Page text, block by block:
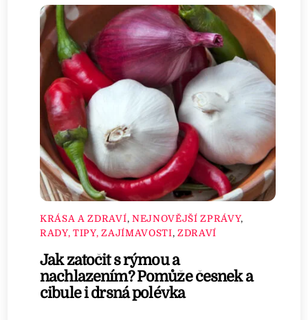
KRÁSA A ZDRAVÍ, NEJNOVĚJŠÍ ZPRÁVY,
RADY, TIPY, ZAJÍMAVOSTI, ZDRAVÍ
Jak zatočit s rýmou a
nachlazením? Pomůže česnek a
cibule i drsná polévka